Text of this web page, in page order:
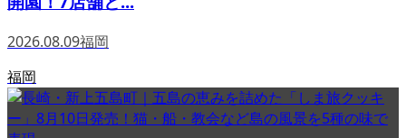
2026.08.09福岡
福岡